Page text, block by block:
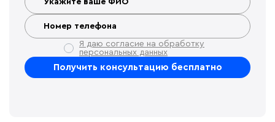
Я даю согласие на обработку
персональных данных